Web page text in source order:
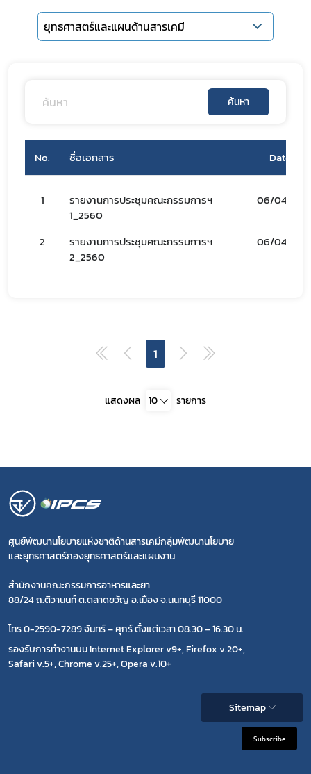
ยุทธศาสตร์และแผนด้านสารเคมี
ค้นหา
No. ชื่อเอกสาร Date
1
รายงานการประชุมคณะกรรมการฯ
1_2560
06/04/66
2
รายงานการประชุมคณะกรรมการฯ
2_2560
06/04/66
1
แสดงผล 10 รายการ
ศูนย์พัฒนานโยบายแห่งชาติด้านสารเคมีกลุ่มพัฒนานโยบาย
และยุทธศาสตร์กองยุทธศาสตร์และแผนงาน
สำนักงานคณะกรรมการอาหารและยา
88/24 ถ.ติวานนท์ ต.ตลาดขวัญ อ.เมือง จ.นนทบุรี 11000
โทร 0-2590-7289 จันทร์ – ศุกร์ ตั้งแต่เวลา 08.30 – 16.30 น.
รองรับการทำงานบน Internet Explorer v9+, Firefox v.20+,
Safari v.5+, Chrome v.25+, Opera v.10+
Sitemap
Subscribe
Subscribe
covid